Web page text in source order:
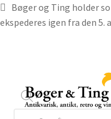
Bøger og Ting holder
ekspederes igen fra den 5.
navigation
indhold
Products